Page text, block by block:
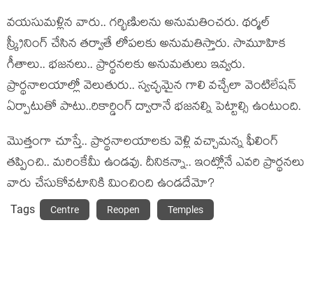
వయసుమళ్లిన వారు.. గర్భిణిులను అనుమతించరు. థర్మల్
స్క్రీనింగ్ చేసిన తర్వాతే లోపలకు అనుమతిస్తారు. సామూహిక
గీతాలు.. భజనలు.. ప్రార్థనలకు అనుమతులు ఇవ్వరు.
ప్రార్థనాలయాల్లో వెలుతురు.. స్వచ్ఛమైన గాలి వచ్చేలా వెంటిలేషన్
ఏర్పాటుతో పాటు..రికార్డింగ్ ద్వారానే భజనల్ని పెట్టాల్సి ఉంటుంది.
మొత్తంగా చూస్తే.. ప్రార్థనాలయాలకు వెళ్లి వచ్చామన్న ఫీలింగ్
తప్పించి.. మరింకేమీ ఉండవు. దీనికన్నా.. ఇంట్లోనే ఎవరి ప్రార్థనలు
వారు చేసుకోవటానికి మించింది ఉండదేమో?
Tags Centre Reopen Temples